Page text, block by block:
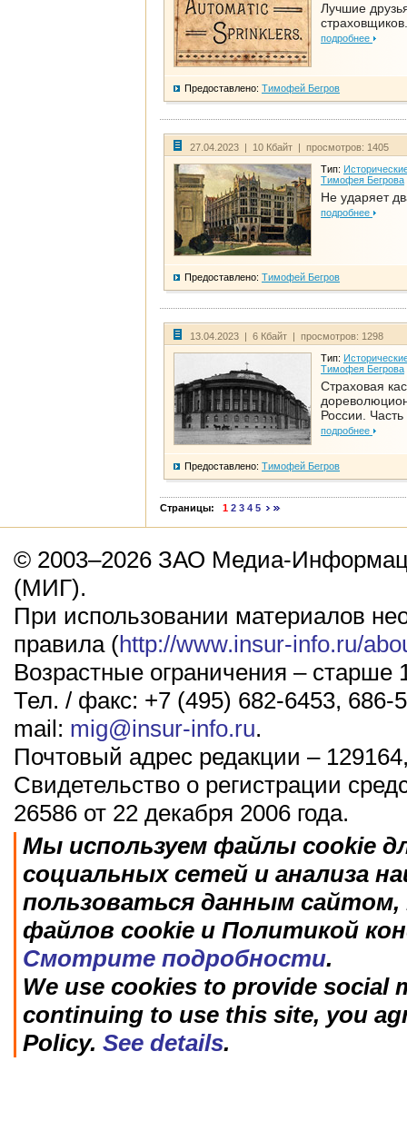
Лучшие
подробнее
Предоставлено: Тимофей Бегров
27.04.2023 | 10 Кбайт | просмотров: 1405
Тип:
Тимофея Бегрова
Не ударяет
подробнее
Предоставлено: Тимофей Бегров
13.04.2023 | 6 Кбайт | просмотров: 1298
Тип:
Тимофея Бегрова
Страховая
России. Часть
подробнее
Предоставлено: Тимофей Бегров
Страницы: 1 2 3 4 5
© 2003–2026 ЗАО Медиа-
(МИГ).
При использовании материалов
правила (http://www.insur-info.ru/
Возрастные ограничения – старше
Тел. / факс: +7 (495) 682-6453, 686-
mail: mig@insur-info.ru.
Почтовый адрес редакции –
Свидетельство о регистрации
26586 от 22 декабря 2006 года.
Мы используем файлы cookie
социальных сетей и анализа
пользоваться данным
файлов cookie и Политикой
Смотрите подробности.
We use cookies to provide social
continuing to use this site, you
Policy. See details.